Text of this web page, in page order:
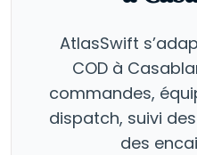
AtlasSwift
COD à
commandes,
dispatch, suivi
des